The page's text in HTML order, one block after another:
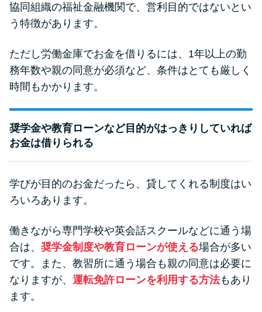
協同組織の福祉金融機関で、営利目的ではないとい
う特徴があります。
ただし労働金庫でお金を借りるには、1年以上の勤
務年数や親の同意が必須など、条件はとても厳しく
時間もかかります。
奨学金や教育ローンなど目的がはっきりしていれば
お金は借りられる
学びが目的のお金だったら、貸してくれる制度はい
ろいろあります。
働きながら専門学校や英会話スクールなどに通う場
合は、 奨学金制度や教育ローンが使える場合が多い
です。また、教習所に通う場合も親の同意は必要に
なりますが、 運転免許ローンを利用する方法もあり
ます。